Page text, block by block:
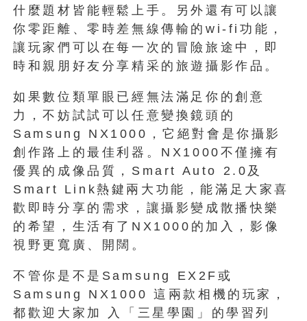
什麼題材皆能輕鬆上手。另外還有可以讓
你零距離、零時差無線傳輸的wi-fi功能，
讓玩家們可以在每一次的冒險旅途中，即
時和親朋好友分享精采的旅遊攝影作品。
如果數位類單眼已經無法滿足你的創意
力，不妨試試可以任意變換鏡頭的
Samsung NX1000，它絕對會是你攝影
創作路上的最佳利器。NX1000不僅擁有
優異的成像品質，Smart Auto 2.0及
Smart Link熱鍵兩大功能，能滿足大家喜
歡即時分享的需求，讓攝影變成散播快樂
的希望，生活有了NX1000的加入，影像
視野更寬廣、開闊。
不管你是不是Samsung EX2F或
Samsung NX1000 這兩款相機的玩家，
都歡迎大家加 入「三星學園」的學習列